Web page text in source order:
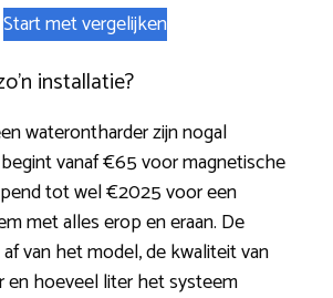
Start met vergelijken
installatie?
waterontharder zijn nogal
vanaf €65 voor magnetische
tot wel €2025 voor een
met alles erop en eraan. De
van het model, de kwaliteit van
hoeveel liter het systeem